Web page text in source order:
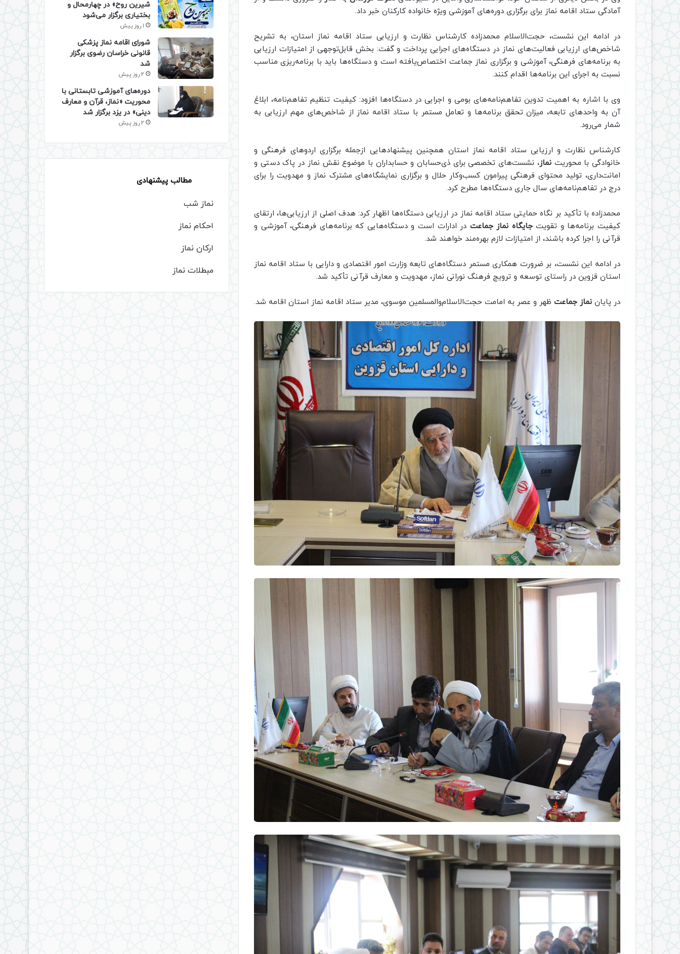
آمادگی ستاد اقامه نماز برای برگزاری دوره‌های آموزشی ویژه خانواده کارکنان خبر داد.
در ادامه این نشست، حجت‌الاسلام محمدزاده کارشناس نظارت و ارزیابی ستاد اقامه نماز استان، به تشریح
شاخص‌های ارزیابی فعالیت‌های نماز در دستگاه‌های اجرایی پرداخت و گفت: بخش قابل‌توجهی از امتیازات ارزیابی
به برنامه‌های فرهنگی، آموزشی و برگزاری نماز جماعت اختصاص‌یافته است و دستگاه‌ها باید با برنامه‌ریزی مناسب
نسبت به اجرای این برنامه‌ها اقدام کنند.
وی با اشاره به اهمیت تدوین تفاهم‌نامه‌های بومی و اجرایی در دستگاه‌ها افزود: کیفیت تنظیم تفاهم‌نامه، ابلاغ
آن به واحدهای تابعه، میزان تحقق برنامه‌ها و تعامل مستمر با ستاد اقامه نماز از شاخص‌های مهم ارزیابی به
شمار می‌رود.
کارشناس نظارت و ارزیابی ستاد اقامه نماز استان همچنین پیشنهادهایی ازجمله برگزاری اردوهای فرهنگی و
خانوادگی با محوریتنماز، نشست‌های تخصصی برای ذی‌حسابان و حسابداران با موضوع نقش نماز در پاک دستی و
امانت‌داری، تولید محتوای فرهنگی پیرامون کسب‌وکار حلال و برگزاری نمایشگاه‌های مشترک نماز و مهدویت را برای
درج در تفاهم‌نامه‌های سال جاری دستگاه‌ها مطرح کرد.
محمدزاده با تأکید بر نگاه حمایتی ستاد اقامه نماز در ارزیابی دستگاه‌ها اظهار کرد: هدف اصلی از ارزیابی‌ها، ارتقای
کیفیت برنامه‌ها و تقویتجایگاه نماز جماعت در ادارات است و دستگاه‌هایی که برنامه‌های فرهنگی، آموزشی و
قرآنی را اجرا کرده باشند، از امتیازات لازم بهره‌مند خواهند شد.
در ادامه این نشست، بر ضرورت همکاری مستمر دستگاه‌های تابعه وزارت امور اقتصادی و دارایی با ستاد اقامه نماز
استان قزوین در راستای توسعه و ترویج فرهنگ نورانی نماز، مهدویت و معارف قرآنی تأکید شد.
در پایان نماز جماعت ظهر و عصر به امامت حجت‌الاسلام‌والمسلمین موسوی، مدیر ستاد اقامه نماز استان اقامه شد.
شیرین روح» در چهارمحال و
بختیاری برگزار می‌شود
1 روز پیش
شورای اقامه نماز پزشکی
قانونی خراسان رضوی برگزار
شد
2 روز پیش
دوره‌های آموزشی تابستانی با
محوریت «نماز، قرآن و معارف
دینی» در یزد برگزار شد
2 روز پیش
مطالب پیشنهادی
نماز شب
احکام نماز
ارکان نماز
مبطلات نماز